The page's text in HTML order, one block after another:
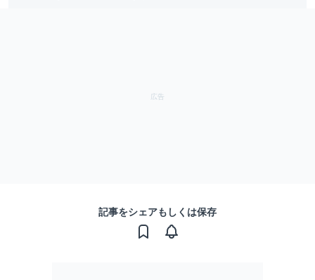
記事をシェアもしくは保存